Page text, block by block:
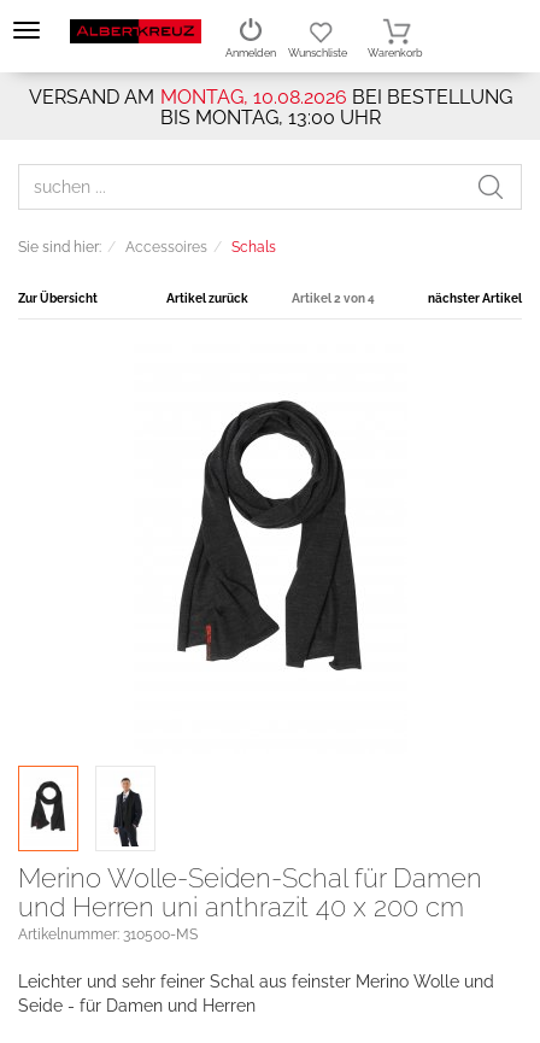
VERSAND AM MONTAG, 10.08.2026 BEI BESTELLUNG
BIS MONTAG, 13:00 UHR
Anmelden Wunschliste Warenkorb
Sie sind hier: Accessoires Schals
Zur Übersicht Artikel zurück Artikel 2 von 4 nächster Artikel
Merino Wolle-Seiden-Schal für Damen
und Herren uni anthrazit 40 x 200 cm
Artikelnummer: 310500-MS
Leichter und sehr feiner Schal aus feinster Merino Wolle und
Seide - für Damen und Herren